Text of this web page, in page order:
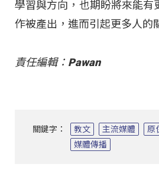
學習與方向，也期盼將來能有
作被產出，進而引起更多人的
責任編輯：Pawan
關鍵字： 教文 主流媒體
原
媒體傳播